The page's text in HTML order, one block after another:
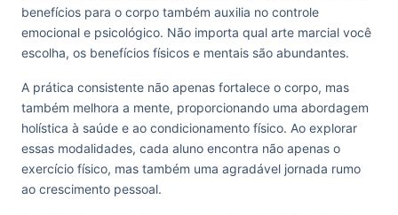
benefícios para o corpo também auxilia no controle
emocional e psicológico. Não importa qual arte marcial você
escolha, os benefícios físicos e mentais são abundantes.
A prática consistente não apenas fortalece o corpo, mas
também melhora a mente, proporcionando uma abordagem
holística à saúde e ao condicionamento físico. Ao explorar
essas modalidades, cada aluno encontra não apenas o
exercício físico, mas também uma agradável jornada rumo
ao crescimento pessoal.